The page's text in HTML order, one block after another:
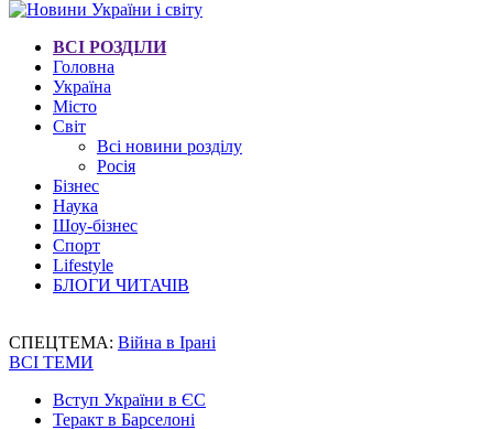
ВСІ РОЗДІЛИ
Головна
Україна
Місто
Світ
Всі новини розділу
Росія
Бізнес
Наука
Шоу-бізнес
Спорт
Lifestyle
БЛОГИ ЧИТАЧІВ
СПЕЦТЕМА: Війна в Ірані
ВСІ ТЕМИ
Вступ України в ЄС
Теракт в Барселоні